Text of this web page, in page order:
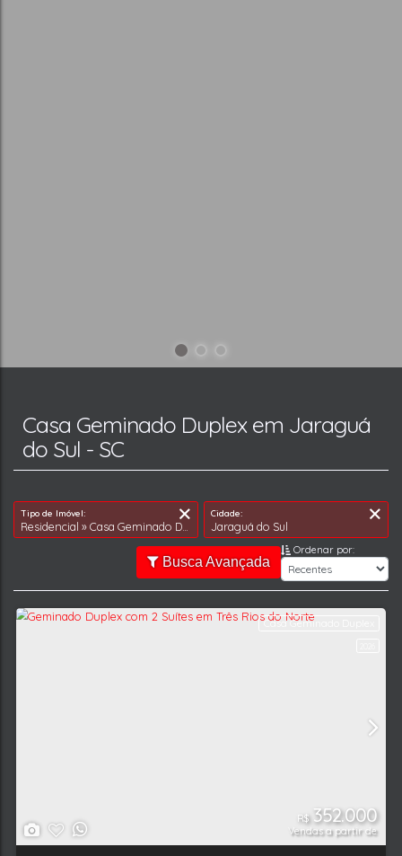
Casa Geminado Duplex em Jaraguá
do Sul - SC
Busca Avançada
Ordenar por: